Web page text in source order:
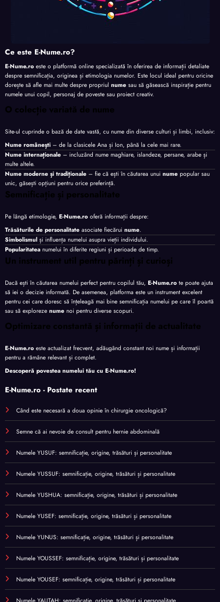
Ce este E-Nume.ro?
E-Nume.ro este o platformă online specializată în oferirea de informații detaliate
despre semnificația, originea și etimologia numelor. Este locul ideal pentru oricine
dorește să afle mai multe despre propriul nume sau să găsească inspirație pentru
numele unui copil, personaj de poveste sau proiect creativ.
O colecție variată de nume
Site-ul cuprinde o bază de date vastă, cu nume din diverse culturi și limbi, inclusiv:
Nume românești – de la clasicele Ana și Ion, până la cele mai rare.
Nume internaționale – incluzând nume maghiare, islandeze, persane, arabe și
multe altele.
Nume moderne și tradiționale – fie că ești în căutarea unui nume popular sau
unic, găsești opțiuni pentru orice preferință.
Semnificație și personalitate
Pe lângă etimologie, E-Nume.ro oferă informații despre:
Trăsăturile de personalitate asociate fiecărui nume.
Simbolismul și influența numelui asupra vieții individului.
Popularitatea numelui în diferite regiuni și perioade de timp.
Un instrument util pentru părinți și curioși
Dacă ești în căutarea numelui perfect pentru copilul tău, E-Nume.ro te poate ajuta
să iei o decizie informată. De asemenea, platforma este un instrument excelent
pentru cei care doresc să înțeleagă mai bine semnificația numelui pe care îl poartă
sau să exploreze nume noi pentru diverse scopuri.
Optimizare constantă și informații de actualitate
E-Nume.ro este actualizat frecvent, adăugând constant noi nume și informații
pentru a rămâne relevant și complet.
Descoperă povestea numelui tău cu E-Nume.ro!
E-Nume.ro - Postate recent
Când este necesară a doua opinie în chirurgie oncologică?
Semne că ai nevoie de consult pentru hernie abdominală
Numele YUSUF: semnificație, origine, trăsături și personalitate
Numele YUSSUF: semnificație, origine, trăsături și personalitate
Numele YUSHUA: semnificație, origine, trăsături și personalitate
Numele YUSEF: semnificație, origine, trăsături și personalitate
Numele YUNUS: semnificație, origine, trăsături și personalitate
Numele YOUSSEF: semnificație, origine, trăsături și personalitate
Numele YOUSEF: semnificație, origine, trăsături și personalitate